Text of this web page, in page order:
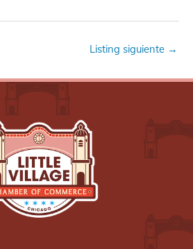
Listing siguiente →